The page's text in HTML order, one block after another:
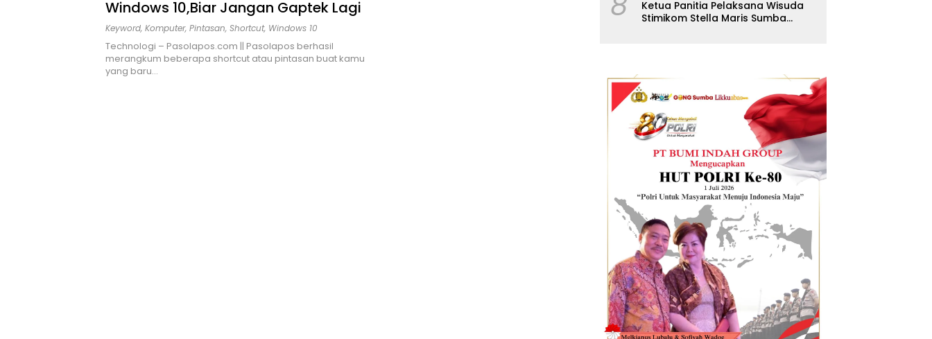
Windows 10,Biar Jangan Gaptek Lagi
Keyword, Komputer, Pintasan, Shortcut, Windows 10
Technologi – Pasolapos.com || Pasolapos berhasil
merangkum beberapa shortcut atau pintasan buat kamu
yang baru…
Ketua Panitia Pelaksana Wisuda
Stimikom Stella Maris Sumba